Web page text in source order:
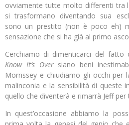
ovviamente tutte molto differenti tra
si trasformano diventando sua
sono un prestito (non è poco eh)
sensazione che si ha già al primo
Cerchiamo di dimenticarci del
Know It’s Oversiano beni
Morrissey e chiudiamo gli occhi per
malinconia e la sensibilità di queste
quello che diventerà e rimarrà Jeff
In quest’occasione abbiamo la